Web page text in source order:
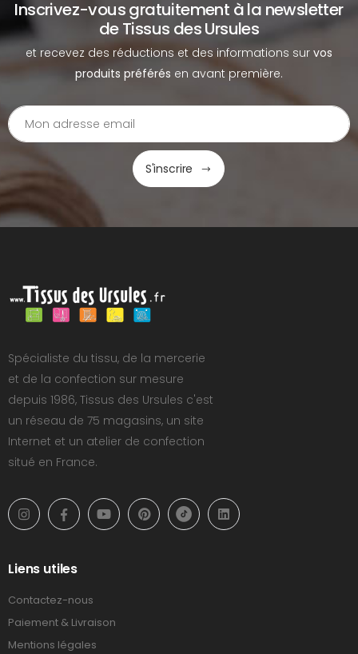
Inscrivez-vous gratuitement à la newsletter
de Tissus des Ursules
et recevez des réductions et des informations sur vos
produits préférés en avant première.
S'inscrire
Spécialiste du tissu, de la mercerie
et de la confection sur mesure
depuis 1986, Tissus des Ursules c'est
un réseau de 75 magasins, un site
Internet et un atelier de confection
situé en France.
Liens utiles
Contactez-nous
Paiement & Livraison
Mentions légales